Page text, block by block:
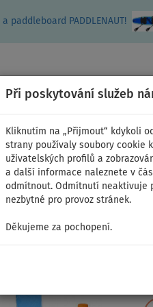
paddleboard PADDLENAUT!
Při poskytování služeb
Kliknutím na „Přijmout“ kdykoli
strany používaly soubory cookie
uživatelských profilů a
a další informace naleznete v
odmítnout. Odmítnutí neaktivuje
nezbytné pro provoz stránek.
Děkujeme za pochopení.
KAJAKY ČLUNY A MOTORY
univerzální